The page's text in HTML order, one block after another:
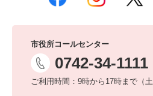
市役所コールセンター
0742-34-1111
ご利用時間：9時から17時まで（